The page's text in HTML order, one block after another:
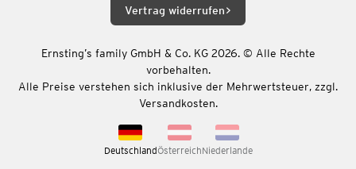
Vertrag widerrufen
Ernsting’s family GmbH & Co. KG 2026. © Alle Rechte
vorbehalten.
Alle Preise verstehen sich inklusive der Mehrwertsteuer, zzgl.
Versandkosten.
DeutschlandÖsterreichNiederlande